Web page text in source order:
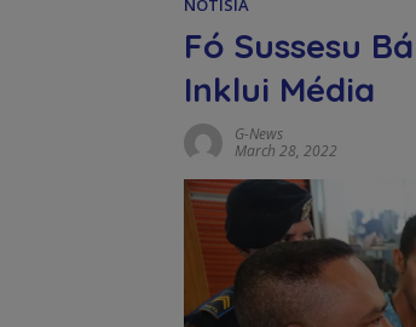
NOTISIA
Fó Sussesu
Inklui Média
G-News
March 28, 2022